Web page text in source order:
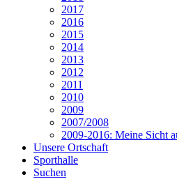
2017
2016
2015
2014
2013
2012
2011
2010
2009
2007/2008
2009-2016: Meine Sicht
Unsere Ortschaft
Sporthalle
Suchen